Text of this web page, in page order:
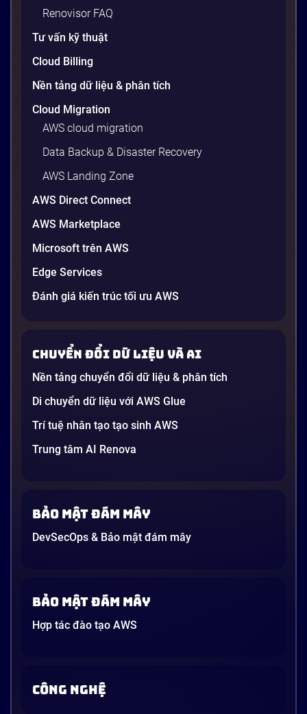
viện, cấu hình OS, biến môi trường – những thứ
20 phút
Generative AI là gì? Giải thích đơn giản
và ứng dụng cho doanh nghiệp Việt
Nam 2026
Gần đây, bạn có thể nghe đến thuật ngữ “Generative
startup công nghệ. Vấn đề là phần lớn lời giải thích
dường như chỉ được viết cho kỹ sư, không phải cho
người […]
21 phút
Renovisor FAQ
Tư vấn kỹ thuật
Cloud Billing
Nền tảng dữ liệu & phân tích
Cloud Migration
AWS cloud migration
Data Backup & Disaster Recovery
AWS Landing Zone
AWS Direct Connect
AWS Marketplace
Microsoft trên AWS
Edge Services
Đánh giá kiến trúc tối ưu AWS
Chuyển đổi dữ liệu và AI
Nền tảng chuyển đổi dữ liệu & phân tích
Di chuyển dữ liệu với AWS Glue
Trí tuệ nhân tạo tạo sinh AWS
Trung tâm AI Renova
Bảo mật đám mây
DevSecOps & Bảo mật đám mây
Bảo mật đám mây
Hợp tác đào tạo AWS
CÔNG NGHỆ